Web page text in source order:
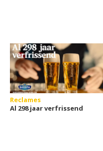
Reclames
Al 298 jaar verfrissend